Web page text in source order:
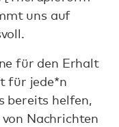
uns auf
für den Erhalt
für jede*n
bereits helfen,
Nachrichten